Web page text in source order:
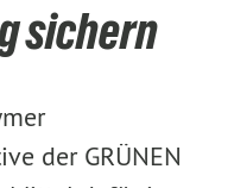
sichern
der GRÜNEN